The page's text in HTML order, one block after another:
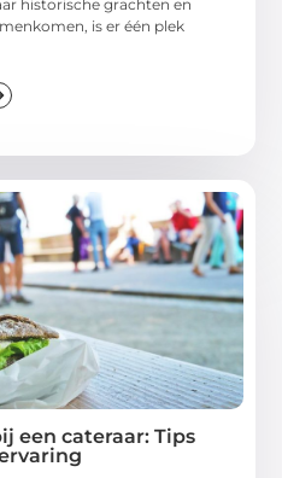
historische grachten en
is er één plek
een cateraar: Tips